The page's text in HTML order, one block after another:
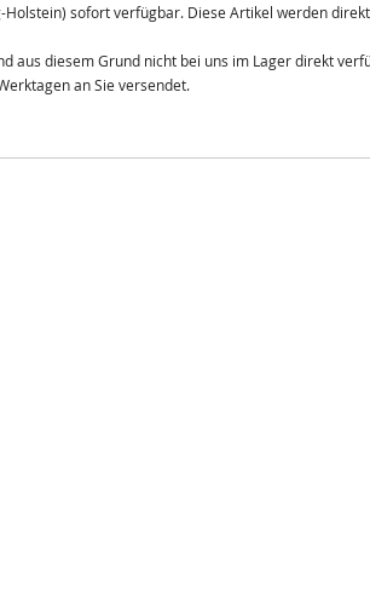
sofort verfügbar. Diese Artikel werden
diesem Grund nicht bei uns im Lager direkt
an Sie versendet.